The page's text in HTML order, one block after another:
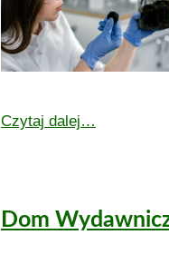
Czytaj dalej…
Dom